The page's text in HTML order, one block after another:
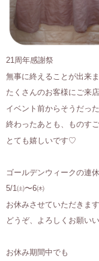
21周年感謝祭
無事に終えることが出来ま
たくさんのお客様にご来
イベント前からそうだっ
終わったあとも、ものす
とても嬉しいです♡
ゴールデンウィークの連休
5/1㈯〜6㈭
お休みさせていただきます
どうぞ、よろしくお願いい
お休み期間中でも